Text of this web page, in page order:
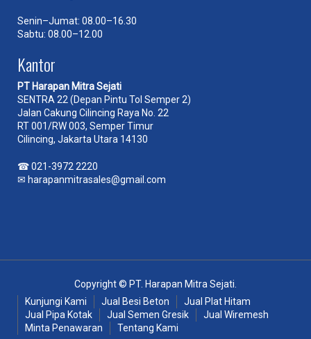
Senin–Jumat: 08.00–16.30
Sabtu: 08.00–12.00
Kantor
PT Harapan Mitra Sejati
SENTRA 22 (Depan Pintu Tol Semper 2)
Jalan Cakung Cilincing Raya No. 22
RT 001/RW 003, Semper Timur
Cilincing, Jakarta Utara 14130
☎021-3972 2220
✉ harapanmitrasales@gmail.com
Copyright © PT. Harapan Mitra Sejati.
Kunjungi Kami
Jual Besi Beton
Jual Plat Hitam
Jual Pipa Kotak
Jual Semen Gresik
Jual Wiremesh
Minta Penawaran
Tentang Kami